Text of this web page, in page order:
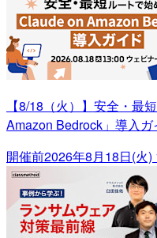
【8/18（火）】安全・最
Amazon Bedrock」導入ガ
開催前2026年8月18日(火)